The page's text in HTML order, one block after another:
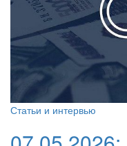
Статьи и интервью